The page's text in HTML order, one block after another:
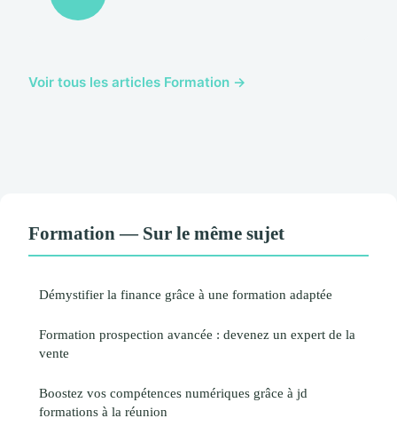
Voir tous les articles Formation →
Formation — Sur le même sujet
Démystifier la finance grâce à une formation adaptée
Formation prospection avancée : devenez un expert de la
vente
Boostez vos compétences numériques grâce à jd
formations à la réunion